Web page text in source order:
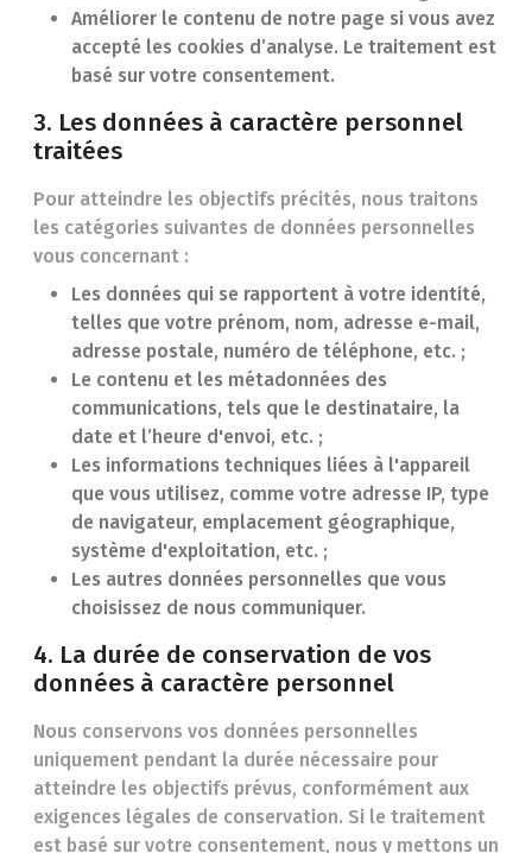
Améliorer le contenu de notre page si vous avez
accepté les cookies d’analyse. Le traitement est
basé sur votre consentement.
3. Les données à caractère personnel
traitées
Pour atteindre les objectifs précités, nous traitons
les catégories suivantes de données personnelles
vous concernant :
Les données qui se rapportent à votre identité,
telles que votre prénom, nom, adresse e-mail,
adresse postale, numéro de téléphone, etc. ;
Le contenu et les métadonnées des
communications, tels que le destinataire, la
date et l’heure d'envoi, etc. ;
Les informations techniques liées à l'appareil
que vous utilisez, comme votre adresse IP, type
de navigateur, emplacement géographique,
système d'exploitation, etc. ;
Les autres données personnelles que vous
choisissez de nous communiquer.
4. La durée de conservation de vos
données à caractère personnel
Nous conservons vos données personnelles
uniquement pendant la durée nécessaire pour
atteindre les objectifs prévus, conformément aux
exigences légales de conservation. Si le traitement
est basé sur votre consentement, nous y mettons un